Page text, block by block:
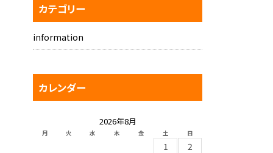
カテゴリー
information
カレンダー
2026年8月
月 火 水 木 金 土 日
1
2